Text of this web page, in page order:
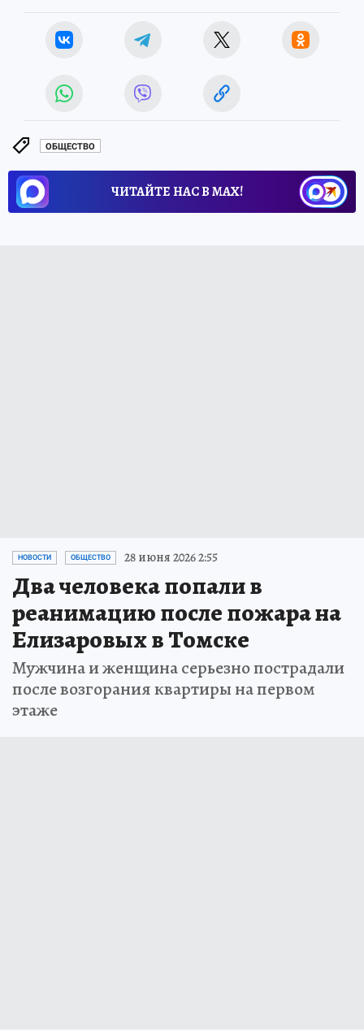
ОБЩЕСТВО
ЧИТАЙТЕ НАС В МАХ!
НОВОСТИ ОБЩЕСТВО 28 июня 2026 2:55
Два человека попали в
реанимацию после пожара на
Елизаровых в Томске
Мужчина и женщина серьезно пострадали
после возгорания квартиры на первом
этаже